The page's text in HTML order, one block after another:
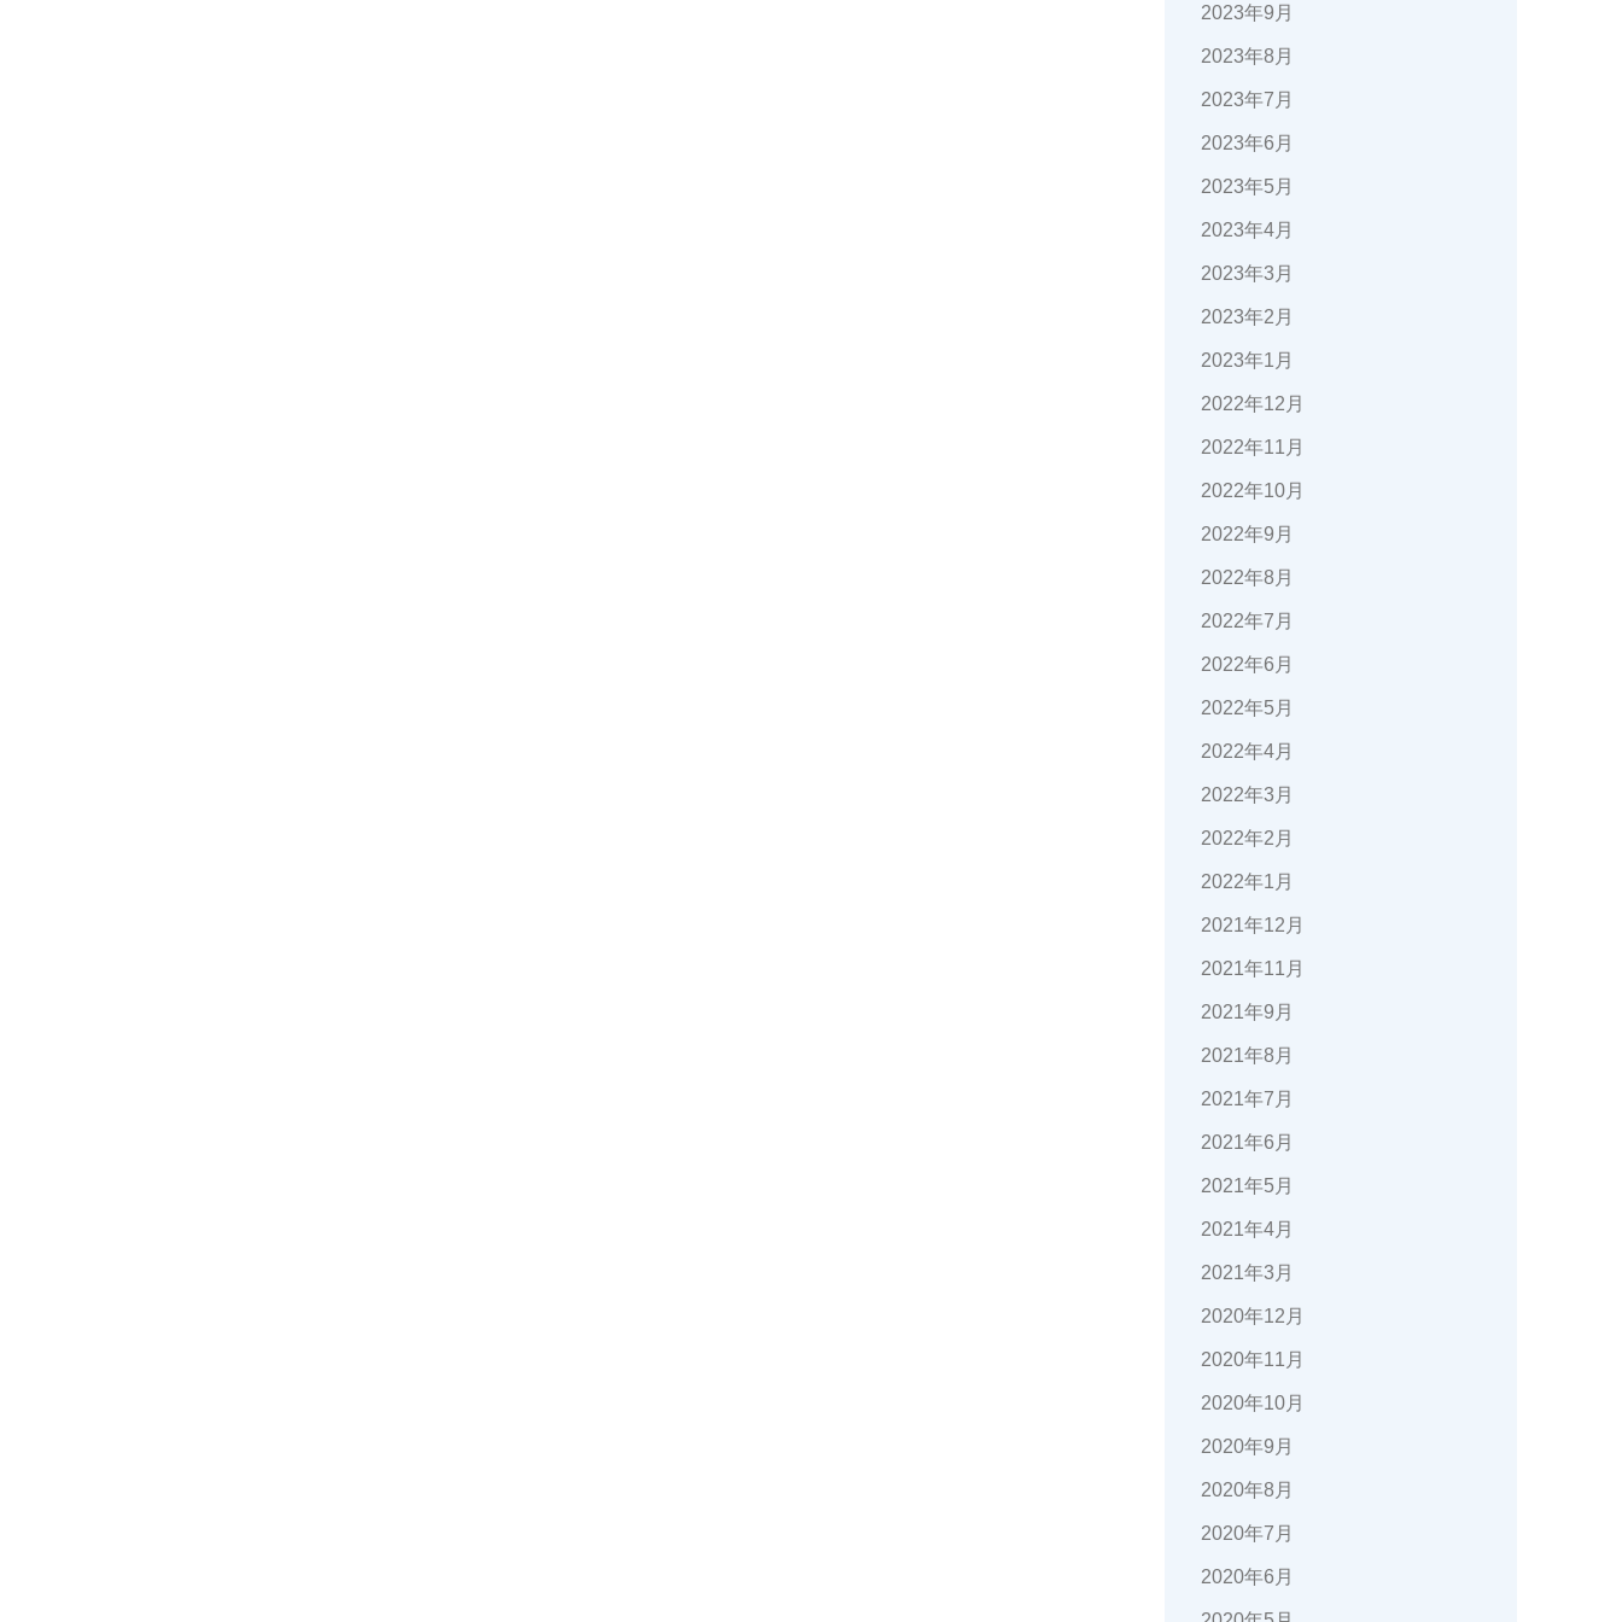
2023年9月
2023年8月
2023年7月
2023年6月
2023年5月
2023年4月
2023年3月
2023年2月
2023年1月
2022年12月
2022年11月
2022年10月
2022年9月
2022年8月
2022年7月
2022年6月
2022年5月
2022年4月
2022年3月
2022年2月
2022年1月
2021年12月
2021年11月
2021年9月
2021年8月
2021年7月
2021年6月
2021年5月
2021年4月
2021年3月
2020年12月
2020年11月
2020年10月
2020年9月
2020年8月
2020年7月
2020年6月